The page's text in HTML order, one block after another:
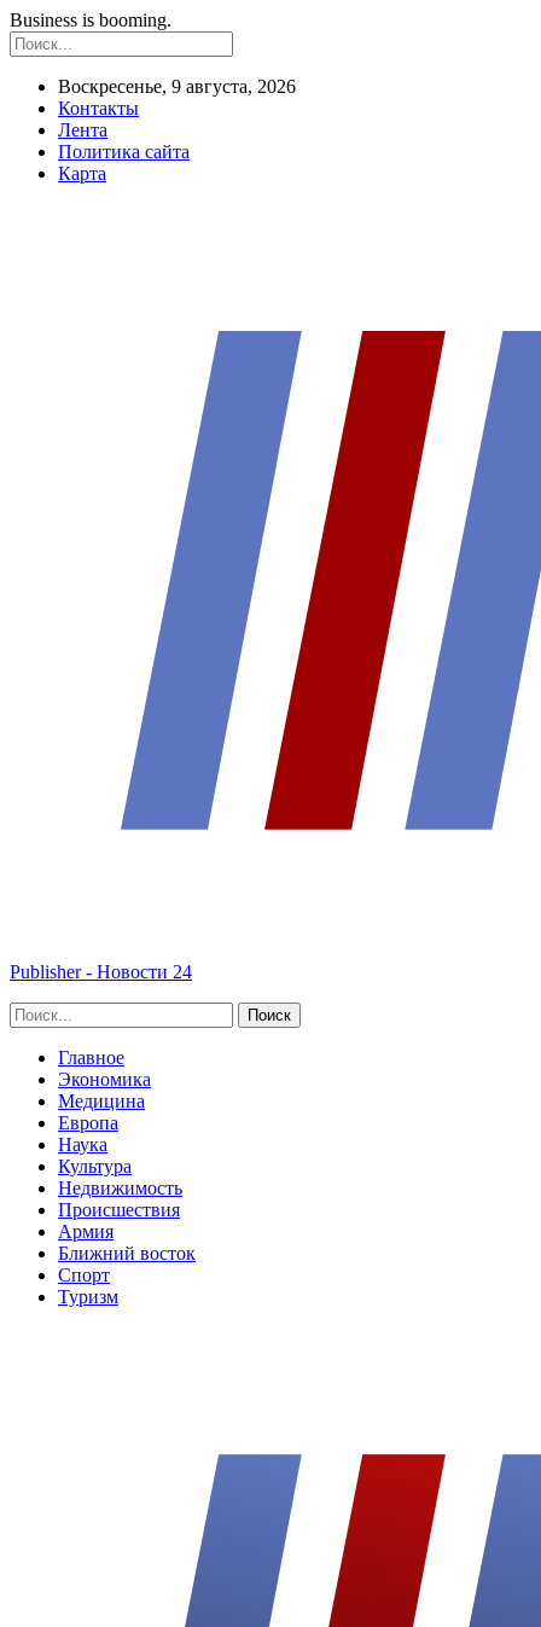
Business is booming.
Воскресенье, 9 августа, 2026
Контакты
Лента
Политика сайта
Карта
Publisher - Новости 24
Главное
Экономика
Медицина
Европа
Наука
Культура
Недвижимость
Происшествия
Армия
Ближний восток
Спорт
Туризм